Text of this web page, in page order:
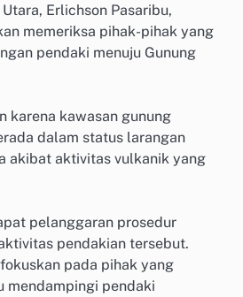
Erlichson Pasaribu,
memeriksa pihak-pihak yang
pendaki menuju Gunung
karena kawasan gunung
dalam status larangan
akibat aktivitas vulkanik yang
pelanggaran prosedur
pendakian tersebut.
pada pihak yang
mendampingi pendaki